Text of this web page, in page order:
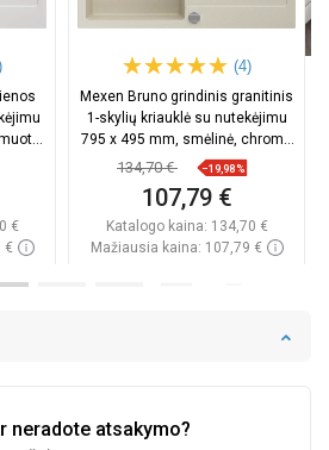
neradote atsakymo?
€
€
(4)
Mexen Bruno grindinis granitinis
1-skylių kriauklė su nutekėjimu
795 x 495 mm, smėlinė, chromo
sifonas - 6513791010-69
134,70 € −19,98%
107,79 €
Katalogo kaina: 134,70 €
Mažiausia kaina: 107,79 €